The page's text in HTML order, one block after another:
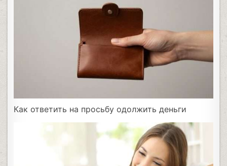
Как ответить на просьбу одолжить деньги